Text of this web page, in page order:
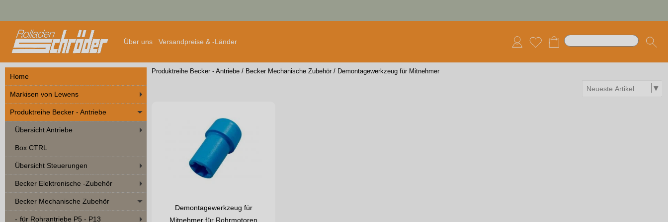
Über uns Versandpreise & -Länder
Home
Markisen von Lewens
Produktreihe Becker - Antriebe
Übersicht Antriebe
Box CTRL
Übersicht Steuerungen
Becker Elektronische -Zubehör
Becker Mechanische Zubehör
für Rohrantriebe P5 - P13
Produktreihe Becker - Antriebe / Becker Mechanische Zubehör / Demontagewerkzeug für Mitnehmer
Demontagewerkzeug für
Mitnehmer für Rohrmotoren